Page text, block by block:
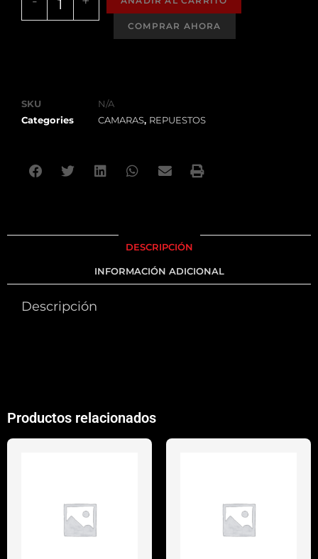
SKU
N/A
Categories
CAMARAS, REPUESTOS
DESCRIPCIÓN
INFORMACIÓN ADICIONAL
Descripción
Productos relacionados